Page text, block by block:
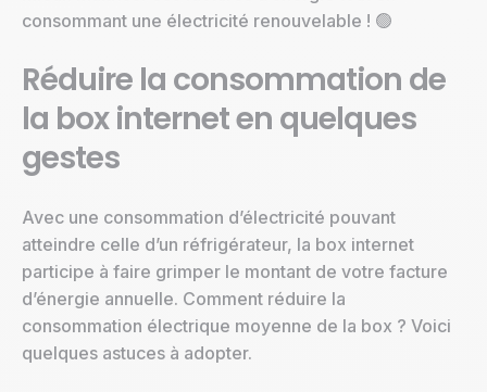
consommant une électricité renouvelable ! 🟢
Réduire la consommation de
la box internet en quelques
gestes
Avec une consommation d’électricité pouvant
atteindre celle d’un réfrigérateur, la box internet
participe à faire grimper le montant de votre facture
d’énergie annuelle. Comment réduire la
consommation électrique moyenne de la box ? Voici
quelques astuces à adopter.